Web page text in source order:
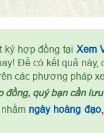
ký hợp đồng tạiXem
Để có kết quả này,
các phương pháp
đồng, quý bạn cần lưu
ngày hoàng đạo